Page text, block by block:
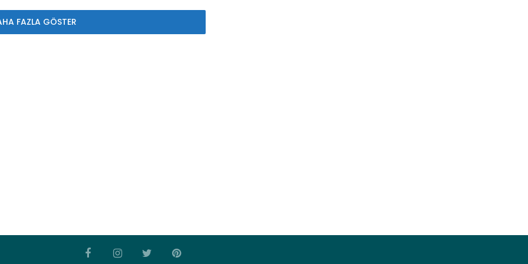
FAZLA GÖSTER